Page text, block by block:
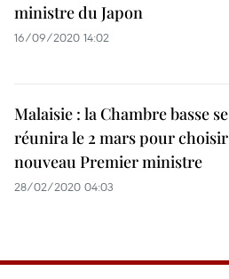
ministre du Japon
16/09/2020 14:02
Malaisie : la Chambre basse se
réunira le 2 mars pour
nouveau Premier ministre
28/02/2020 04:03